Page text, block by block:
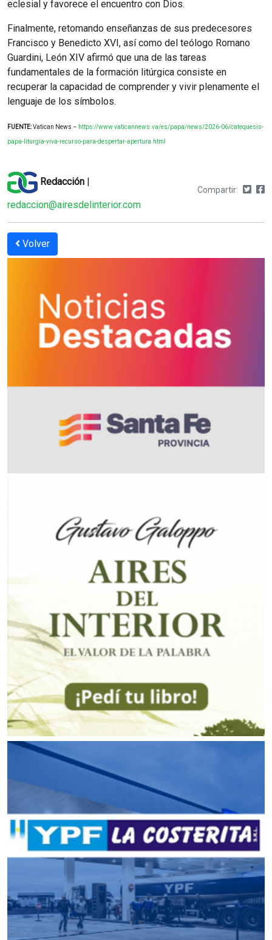
eclesial y favorece el encuentro con Dios.
Finalmente, retomando enseñanzas de sus predecesores
Francisco y Benedicto XVI, así como del teólogo Romano
Guardini, León XIV afirmó que una de las tareas
fundamentales de la formación litúrgica consiste en
recuperar la capacidad de comprender y vivir plenamente el
lenguaje de los símbolos.
FUENTE:Vatican News – https://www.vaticannews.va/es/papa/news/2026-06/catequesis-
papa-liturgia-viva-recurso-para-despertar-apertura.html
Redacción |
redaccion@airesdelinterior.com
Compartir:
Volver